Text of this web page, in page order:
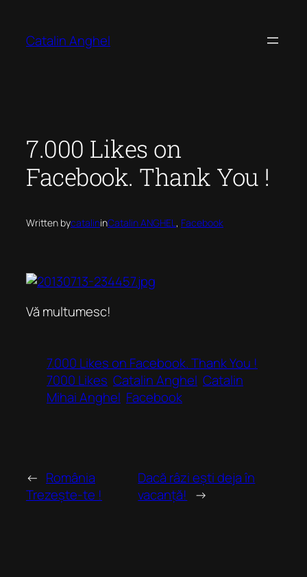
content
Catalin Anghel
7.000 Likes on
Facebook. Thank You !
Written bycatalininCatalin ANGHEL, Facebook
Vă multumesc!
7.000 Likes on Facebook. Thank You !
7000 Likes Catalin Anghel Catalin
Mihai Anghel Facebook
← România
Trezește-te !
Dacă râzi ești deja în
vacanță! →